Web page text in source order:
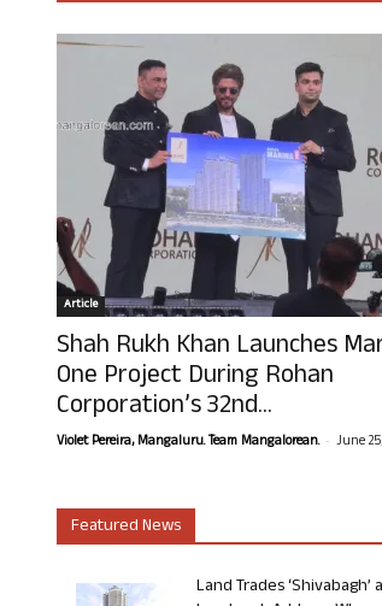
Article
Shah Rukh Khan Launches
One Project During Rohan
Corporation’s 32nd...
Violet Pereira, Mangaluru. Team Mangalorean. - June
Featured News
Land Trades ‘Shivabagh’